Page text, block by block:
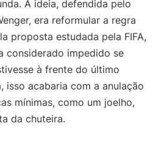
A ideia, defendida pelo
era reformular a regra
proposta estudada pela FIFA,
considerado impedido se
à frente do último
isso acabaria com a anulação
mínimas, como um joelho,
da chuteira.